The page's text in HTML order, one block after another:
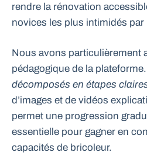
rendre la rénovation
novices les plus intimidés
Nous avons particulièrement
pédagogique de la plateforme.
décomposés en étapes
d’images et de vidéos
permet une progression
essentielle pour gagner en
capacités de bricoleur.